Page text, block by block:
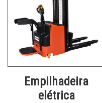
Empilhadeira
elétrica